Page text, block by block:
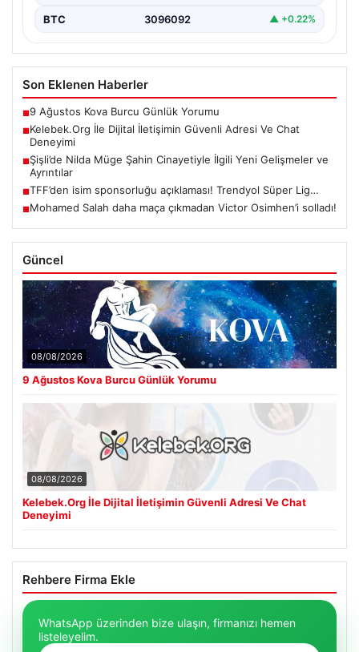
BTC 3096092 ▲ +0.22%
Son Eklenen Haberler
■9 Ağustos Kova Burcu Günlük Yorumu
■Kelebek.Org İle Dijital İletişimin Güvenli Adresi Ve Chat
Deneyimi
■Şişli’de Nilda Müge Şahin Cinayetiyle İlgili Yeni Gelişmeler ve
Ayrıntılar
■TFF’den isim sponsorluğu açıklaması! Trendyol Süper Lig…
■Mohamed Salah daha maça çıkmadan Victor Osimhen’i solladı!
Güncel
08/08/2026
9 Ağustos Kova Burcu Günlük Yorumu
08/08/2026
Kelebek.Org İle Dijital İletişimin Güvenli Adresi Ve Chat
Deneyimi
Rehbere Firma Ekle
WhatsApp üzerinden bize ulaşın, firmanızı hemen
listeleyelim.